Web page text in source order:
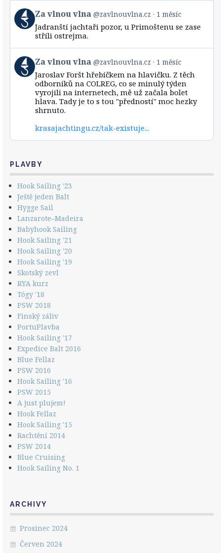
View
post
by
vlnou
vlna
on
Bluesky
Za vlnou vlna @zavlnouvlna.cz 1 měsíc
Jadranští jachtaři pozor, u Primoštenu se zase
stříli ostrejma.
View
post
by
Za vlnou vlna @zavlnouvlna.cz 1 měsíc
Jaroslav Foršt hřebíčkem na hlavičku. Z těch
odborníků na COLREG, co se minulý týden
vyrojili na internetech, mě už začala bolet
hlava. Tady je to s tou "předností" moc hezky
shrnuto.
krasajachtingu.cz/tak-existuje...
PLAVBY
Hook Sailing '23
Ještě jeden Balt
Hygge Sail
Lanzarote–Madeira
Babyhook Sailing
Hook Sailing '21
Hook Sailing '20
Hook Sailing '19
Skotský zevl
RYA kurz
Tógy '18
PSW 2018
Finský záliv
PortuPlavba
Hook Sailing '17
Expedice Balt 2016
Blue Fellaz
PSW 2016
Hook Sailing '16
PSW 2015
A just plujem!
Hook Fellaz
Hook Sailing '15
Rachtění 2014
PSW 2014
Blue Cruising
Hook Sailing No. 1
ARCHIVY
Prosinec 2024
Červen 2024